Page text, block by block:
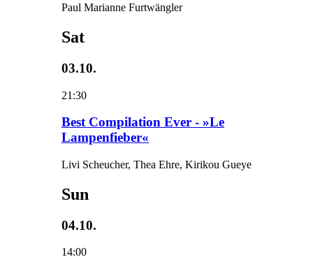
Paul Marianne Furtwängler
Sat
03.10.
21:30
Best Compilation Ever - »Le
Lampenfieber«
Livi Scheucher, Thea Ehre, Kirikou Gueye
Sun
04.10.
14:00